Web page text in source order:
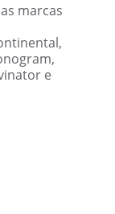
marcas
e